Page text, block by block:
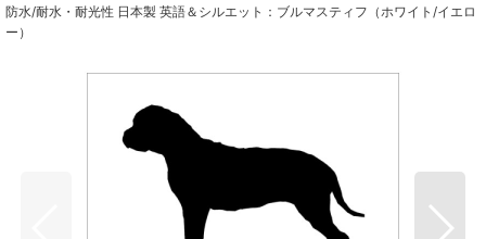
防水/耐水・耐光性 日本製 英語＆シルエット：ブルマスティフ（ホワイト/イエロ
ー）